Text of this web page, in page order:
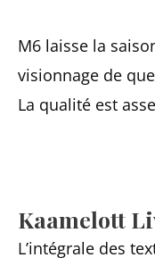
M6 laisse la
visionnage de
La qualité est
Kaamelott
L’intégrale des